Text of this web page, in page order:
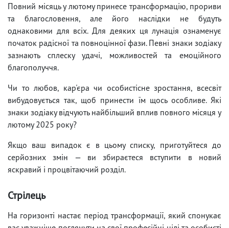
Повний місяць у лютому принесе трансформацію, прориви
та благословення, але його наслідки не будуть
однаковими для всіх. Для деяких ця лунація ознаменує
початок радісної та повноцінної фази. Певні знаки зодіаку
зазнають сплеску удачі, можливостей та емоційного
благополуччя.
Чи то любов, кар'єра чи особистісне зростання, всесвіт
вибудовується так, щоб принести їм щось особливе. Які
знаки зодіаку відчують найбільший вплив повного місяця у
лютому 2025 року?
Якщо ваш випадок є в цьому списку, приготуйтеся до
серйозних змін — ви збираєтеся вступити в новий
яскравий і процвітаючий розділ.
Стрілець
На горизонті настає період трансформації, який спонукає